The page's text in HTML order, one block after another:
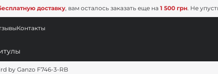
доставку, вам осталось заказать еще на1 500 грн. Не
Контакты
by Ganzo F746-3-RB